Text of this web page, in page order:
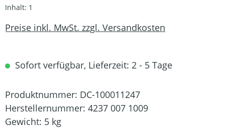
Inhalt: 1
Preise inkl. MwSt. zzgl. Versandkosten
Sofort verfügbar, Lieferzeit: 2 - 5 Tage
Produktnummer: DC-100011247
Herstellernummer: 4237 007 1009
Gewicht: 5 kg